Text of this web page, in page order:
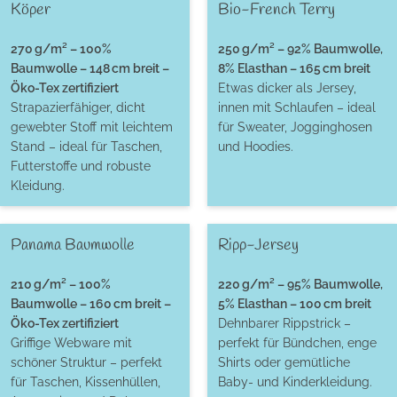
Köper
270 g/m² – 100%
Baumwolle – 148 cm breit –
Öko-Tex zertifiziert
Strapazierfähiger, dicht
gewebter Stoff mit leichtem
Stand – ideal für Taschen,
Futterstoffe und robuste
Kleidung.
Bio-French Terry
250 g/m² – 92% Baumwolle,
8% Elasthan – 165 cm breit
Etwas dicker als Jersey,
innen mit Schlaufen – ideal
für Sweater, Jogginghosen
und Hoodies.
Panama Baumwolle
210 g/m² – 100%
Baumwolle – 160 cm breit –
Öko-Tex zertifiziert
Griffige Webware mit
schöner Struktur – perfekt
für Taschen, Kissenhüllen,
Ripp-Jersey
220 g/m² – 95% Baumwolle,
5% Elasthan – 100 cm breit
Dehnbarer Rippstrick –
perfekt für Bündchen, enge
Shirts oder gemütliche
Baby- und Kinderkleidung.